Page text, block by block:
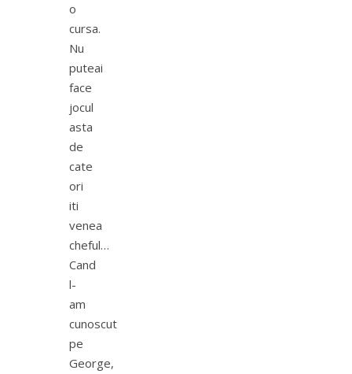
o
cursa.
Nu
puteai
face
jocul
asta
de
cate
ori
iti
venea
cheful…
Cand
l-
am
cunoscut
pe
George,